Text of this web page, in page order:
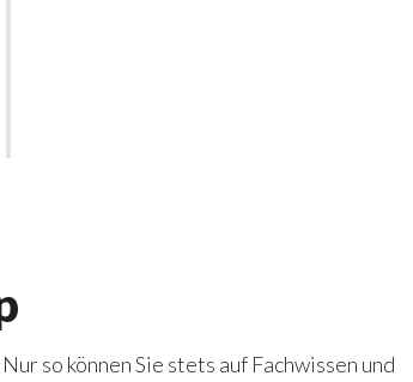
so können Sie stets auf Fachwissen und